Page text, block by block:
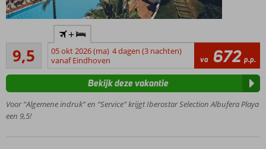
hotel
zo op
het
Ideaal
familiehotel
rustige
9,5Uitmuntend
4
beoordelingen
+
05 okt 2026 (ma) 4 dagen (3 nachten)
vanaf Eindhoven
va 672 p.p.
Voor “Algemene indruk” en “Service” krijgt Iberostar Selection Albufera Playa
een 9,5!
Bekijk deze vakantie